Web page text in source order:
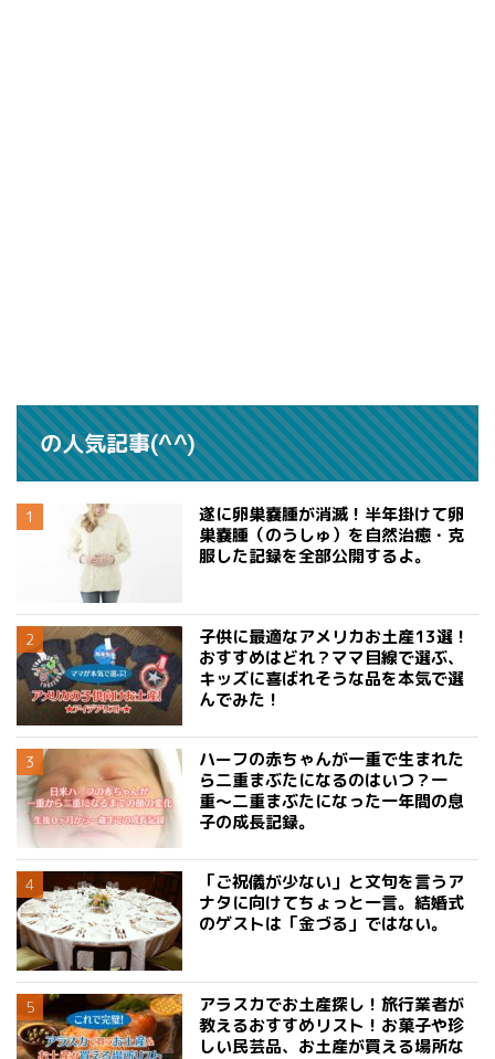
の人気記事(^^)
遂に卵巣嚢腫が消滅！半年掛けて卵
巣嚢腫（のうしゅ）を自然治癒・克
服した記録を全部公開するよ。
子供に最適なアメリカお土産13選！
おすすめはどれ？ママ目線で選ぶ、
キッズに喜ばれそうな品を本気で選
んでみた！
ハーフの赤ちゃんが一重で生まれた
ら二重まぶたになるのはいつ？一
重〜二重まぶたになった一年間の息
子の成長記録。
「ご祝儀が少ない」と文句を言うア
ナタに向けてちょっと一言。結婚式
のゲストは「金づる」ではない。
アラスカでお土産探し！旅行業者が
教えるおすすめリスト！お菓子や珍
しい民芸品、お土産が買える場所な